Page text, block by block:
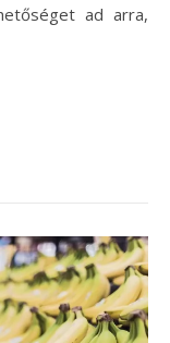
ad arra,